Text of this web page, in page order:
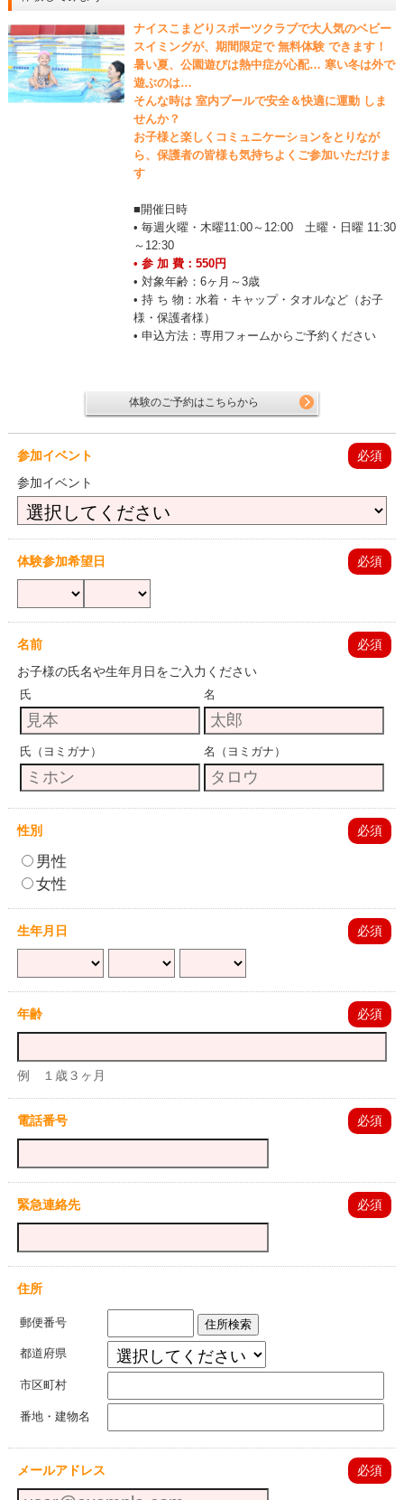
ナイスこまどりスポーツクラブで大人気のベビー
スイミングが、期間限定で 無料体験 できます！
暑い夏、公園遊びは熱中症が心配… 寒い冬は外で
遊ぶのは…
そんな時は 室内プールで安全＆快適に運動 しま
せんか？
お子様と楽しくコミュニケーションをとりなが
ら、保護者の皆様も気持ちよくご参加いただけま
す
■開催日時
• 毎週火曜・木曜11:00～12:00 土曜・日曜 11:30
～12:30
• 参 加 費：550円
• 対象年齢：6ヶ月～3歳
• 持 ち 物：水着・キャップ・タオルなど（お子
様・保護者様）
• 申込方法：専用フォームからご予約ください
体験のご予約はこちらから
参加イベント
必須
参加イベント
体験参加希望日 必須
名前
必須
お子様の氏名や生年月日をご入力ください
氏 名
氏（ヨミガナ） 名（ヨミガナ）
性別 必須
男性
女性
生年月日 必須
年齢 必須
例 １歳３ヶ月
電話番号 必須
緊急連絡先 必須
住所
郵便番号 住所検索
都道府県
市区町村
番地・建物名
メールアドレス 必須